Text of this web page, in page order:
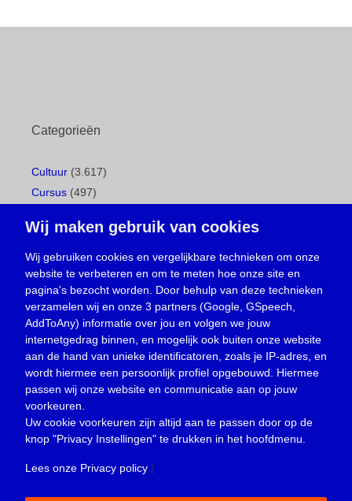
Categorieën
Cultuur (3.617)
Cursus (497)
Gemeentepagina(104)
Ingezonden brief(538)
Media(156)
Nieuws (23.329)
Oproep(734)
Overlijden(39)
Podcast(18)
prijsvraag (5)
Religie (1.438)
Service(226)
Wij maken gebruik van cookies
Wij gebruiken cookies en vergelijkbare technieken om onze
website te verbeteren en om te meten hoe onze site en
pagina's bezocht worden. Door behulp van deze technieken
verzamelen wij en onze 3 partners (Google, GSpeech,
AddToAny) informatie over jou en volgen we jouw
internetgedrag binnen, en mogelijk ook buiten onze website
aan de hand van unieke identificatoren, zoals je IP-adres, en
wordt hiermee een persoonlijk profiel opgebouwd. Hiermee
passen wij onze website en communicatie aan op jouw
voorkeuren.
Uw cookie voorkeuren zijn altijd aan te passen door op de
knop "Privacy Instellingen" te drukken in het hoofdmenu.
Lees onze Privacy policy |